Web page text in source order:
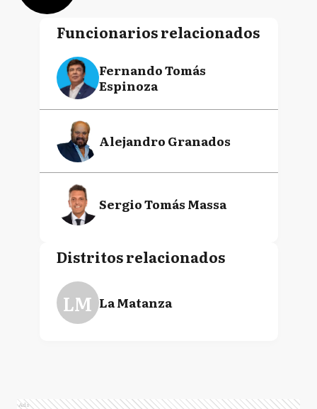
Funcionarios relacionados
Fernando Tomás
Espinoza
Alejandro Granados
Sergio Tomás Massa
Distritos relacionados
LM La Matanza
Ads